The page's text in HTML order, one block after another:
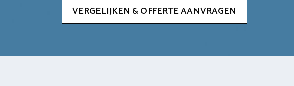
VERGELIJKEN & OFFERTE AANVRAGEN